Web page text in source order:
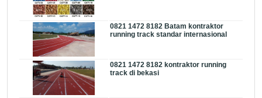
0821 1472 8182 Batam kontraktor
running track standar internasional
0821 1472 8182 kontraktor running
track di bekasi